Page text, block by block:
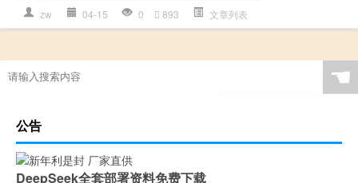
zw 04-15 0 893 文章列表
☚
公告
DeepSeek全套部署资料免费下载